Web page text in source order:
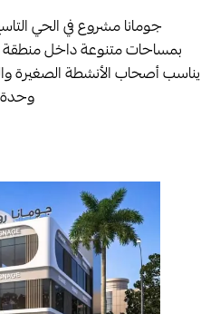
جومانا مشروع في الحي
بمساحات متنوعة داخل منطقة
يناسب أصحاب الأنشطة الصغيرة
وحدة